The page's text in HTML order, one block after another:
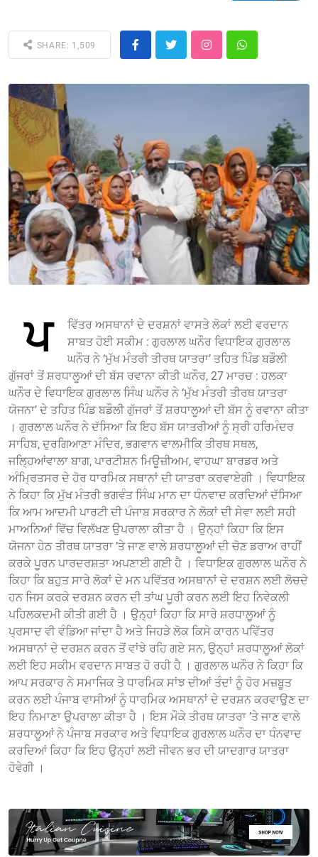
SHARE: 1,509
ਪ
ਵਿੱਤਰ ਅਸਥਾਨਾਂ ਦੇ ਦਰਸ਼ਨਾਂ ਵਾਸਤੇ ਲੋਕਾਂ ਲਈ ਵਰਦਾਨ
ਸਾਬਤ ਹੋਈ ਸਕੀਮ : ਗੁਰਲਾਲ ਘਨੌਰ ਵਿਧਾਇਕ ਗੁਰਲਾਲ
ਘਨੌਰ ਨੇ ‘ਮੁੱਖ ਮੰਤਰੀ ਤੀਰਥ ਯਾਤਰਾ’ ਤਹਿਤ ਪਿੰਡ ਬਡੌਲੀ
ਗੁੱਜਰਾਂ ਤੋਂ ਸ਼ਰਧਾਲੂਆਂ ਦੀ ਬੱਸ ਰਵਾਨਾ ਕੀਤੀ ਘਨੌਰ, 27 ਮਾਰਚ : ਹਲਕਾ
ਘਨੌਰ ਦੇ ਵਿਧਾਇਕ ਗੁਰਲਾਲ ਸਿੰਘ ਘਨੌਰ ਨੇ ‘ਮੁੱਖ ਮੰਤਰੀ ਤੀਰਥ ਯਾਤਰਾ
ਯੋਜਨਾ’ ਦੇ ਤਹਿਤ ਪਿੰਡ ਬਡੌਲੀ ਗੁੱਜਰਾਂ ਤੋਂ ਸ਼ਰਧਾਲੂਆਂ ਦੀ ਬੱਸ ਨੂੰ ਰਵਾਨਾ ਕੀਤਾ
। ਗੁਰਲਾਲ ਘਨੌਰ ਨੇ ਦੱਸਿਆ ਕਿ ਇਹ ਬੱਸ ਯਾਤਰੀਆਂ ਨੂੰ ਸ੍ਰੀ ਹਰਿਮੰਦਰ
ਸਾਹਿਬ, ਦੁਰਗਿਆਣਾ ਮੰਦਿਰ, ਭਗਵਾਨ ਵਾਲਮੀਕਿ ਤੀਰਥ ਸਥਲ,
ਜਲ੍ਹਿਆਂਵਾਲਾ ਬਾਗ, ਪਾਰਟੀਸ਼ਨ ਮਿਊਜ਼ੀਅਮ, ਵਾਹਘਾ ਬਾਰਡਰ ਅਤੇ
ਅੰਮ੍ਰਿਤਸਰ ਦੇ ਹੋਰ ਧਾਰਮਿਕ ਸਥਾਨਾਂ ਦੀ ਯਾਤਰਾ ਕਰਵਾਏਗੀ । ਵਿਧਾਇਕ
ਨੇ ਕਿਹਾ ਕਿ ਮੁੱਖ ਮੰਤਰੀ ਭਗਵੰਤ ਸਿੰਘ ਮਾਨ ਦਾ ਧੰਨਵਾਦ ਕਰਦਿਆਂ ਦੱਸਿਆ
ਕਿ ਆਮ ਆਦਮੀ ਪਾਰਟੀ ਦੀ ਪੰਜਾਬ ਸਰਕਾਰ ਨੇ ਲੋਕਾਂ ਦੀ ਸੇਵਾ ਲਈ ਸਹੀ
ਮਾਅਨਿਆਂ ਵਿੱਚ ਵਿਲੱਖਣ ਉਪਰਾਲਾ ਕੀਤਾ ਹੈ । ਉਨ੍ਹਾਂ ਕਿਹਾ ਕਿ ਇਸ
ਯੋਜਨਾ ਹੇਠ ਤੀਰਥ ਯਾਤਰਾ ’ਤੇ ਜਾਣ ਵਾਲੇ ਸ਼ਰਧਾਲੂਆਂ ਦੀ ਚੋਣ ਡਰਾਅ ਰਾਹੀਂ
ਕਰਕੇ ਪੂਰਨ ਪਾਰਦਰਸ਼ਤਾ ਅਪਣਾਈ ਗਈ ਹੈ । ਵਿਧਾਇਕ ਗੁਰਲਾਲ ਘਨੌਰ ਨੇ
ਕਿਹਾ ਕਿ ਬਹੁਤ ਸਾਰੇ ਲੋਕਾਂ ਦੇ ਮਨ ਪਵਿੱਤਰ ਅਸਥਾਨਾਂ ਦੇ ਦਰਸ਼ਨ ਲਈ ਲੋਚਦੇ
ਹਨ ਜਿਸ ਕਰਕੇ ਦਰਸ਼ਨ ਕਰਨ ਦੀ ਤਾਂਘ ਪੂਰੀ ਕਰਨ ਲਈ ਇਹ ਨਿਵੇਕਲੀ
ਪਹਿਲਕਦਮੀ ਕੀਤੀ ਗਈ ਹੈ । ਉਨ੍ਹਾਂ ਕਿਹਾ ਕਿ ਸਾਰੇ ਸ਼ਰਧਾਲੂਆਂ ਨੂੰ
ਪ੍ਰਸਾਦ ਵੀ ਵੰਡਿਆ ਜਾਂਦਾ ਹੈ ਅਤੇ ਜਿਹੜੇ ਲੋਕ ਕਿਸੇ ਕਾਰਨ ਪਵਿੱਤਰ
ਅਸਥਾਨਾਂ ਦੇ ਦਰਸ਼ਨ ਕਰਨ ਤੋਂ ਵਾਂਝੇ ਰਹਿ ਗਏ ਸਨ, ਉਨ੍ਹਾਂ ਸ਼ਰਧਾਲੂਆਂ ਲੋਕਾਂ
ਲਈ ਇਹ ਸਕੀਮ ਵਰਦਾਨ ਸਾਬਤ ਹੋ ਰਹੀ ਹੈ । ਗੁਰਲਾਲ ਘਨੌਰ ਨੇ ਕਿਹਾ ਕਿ
ਆਪ ਸਰਕਾਰ ਨੇ ਸਮਾਜਿਕ ਤੇ ਧਾਰਮਿਕ ਸਾਂਝ ਦੀਆਂ ਤੰਦਾਂ ਨੂੰ ਹੋਰ ਮਜ਼ਬੂਤ
ਕਰਨ ਲਈ ਪੰਜਾਬ ਵਾਸੀਆਂ ਨੂੰ ਧਾਰਮਿਕ ਅਸਥਾਨਾਂ ਦੇ ਦਰਸ਼ਨ ਕਰਵਾਉਣ ਦਾ
ਇਹ ਨਿਮਾਣਾ ਉਪਰਾਲਾ ਕੀਤਾ ਹੈ । ਇਸ ਮੌਕੇ ਤੀਰਥ ਯਾਤਰਾ ’ਤੇ ਜਾਣ ਵਾਲੇ
ਸ਼ਰਧਾਲੂਆਂ ਨੇ ਪੰਜਾਬ ਸਰਕਾਰ ਅਤੇ ਵਿਧਾਇਕ ਗੁਰਲਾਲ ਘਨੌਰ ਦਾ ਧੰਨਵਾਦ
ਕਰਦਿਆਂ ਕਿਹਾ ਕਿ ਇਹ ਉਨ੍ਹਾਂ ਲਈ ਜੀਵਨ ਭਰ ਦੀ ਯਾਦਗਾਰ ਯਾਤਰਾ
ਹੋਵੇਗੀ ।